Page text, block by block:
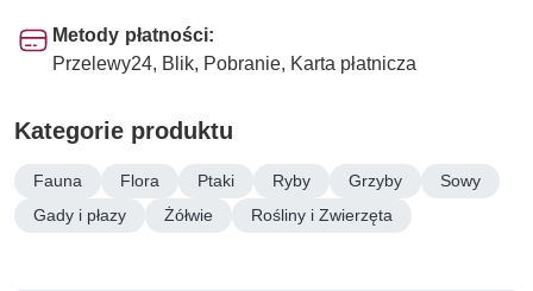
Metody płatności:
Przelewy24, Blik, Pobranie, Karta płatnicza
Kategorie produktu
Fauna Flora Ptaki Ryby Grzyby
Sowy
Gady i płazy
Żółwie Rośliny i Zwierzęta